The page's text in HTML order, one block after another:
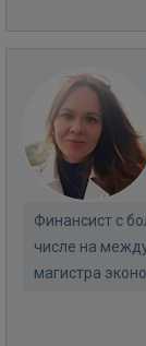
Финансист с
числе на
магистра